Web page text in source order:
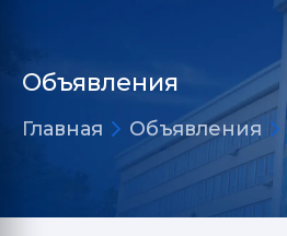
Объявления
Главная Объявления